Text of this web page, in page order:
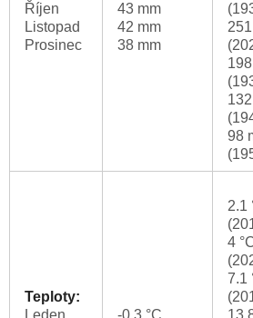
Říjen
Listopad
Prosinec
43 mm
42 mm
38 mm
98
Teploty:
2.1
4
7.1